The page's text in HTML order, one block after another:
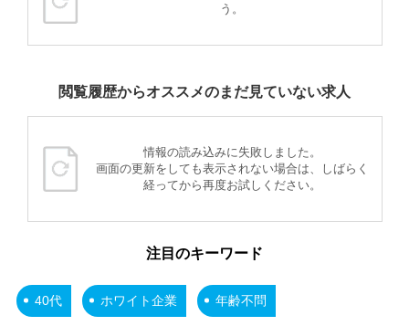
う。
閲覧履歴からオススメのまだ見ていない求人
情報の読み込みに失敗しました。
画面の更新をしても表示されない場合は、しばらく
経ってから再度お試しください。
注目のキーワード
40代 ホワイト企業 年齢不問